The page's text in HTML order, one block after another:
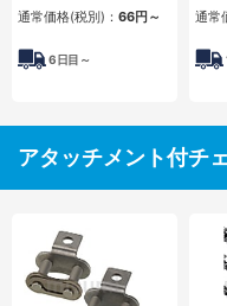
通常価格(税別)： 66円～
6日目～
通常
アタッチメント付チ